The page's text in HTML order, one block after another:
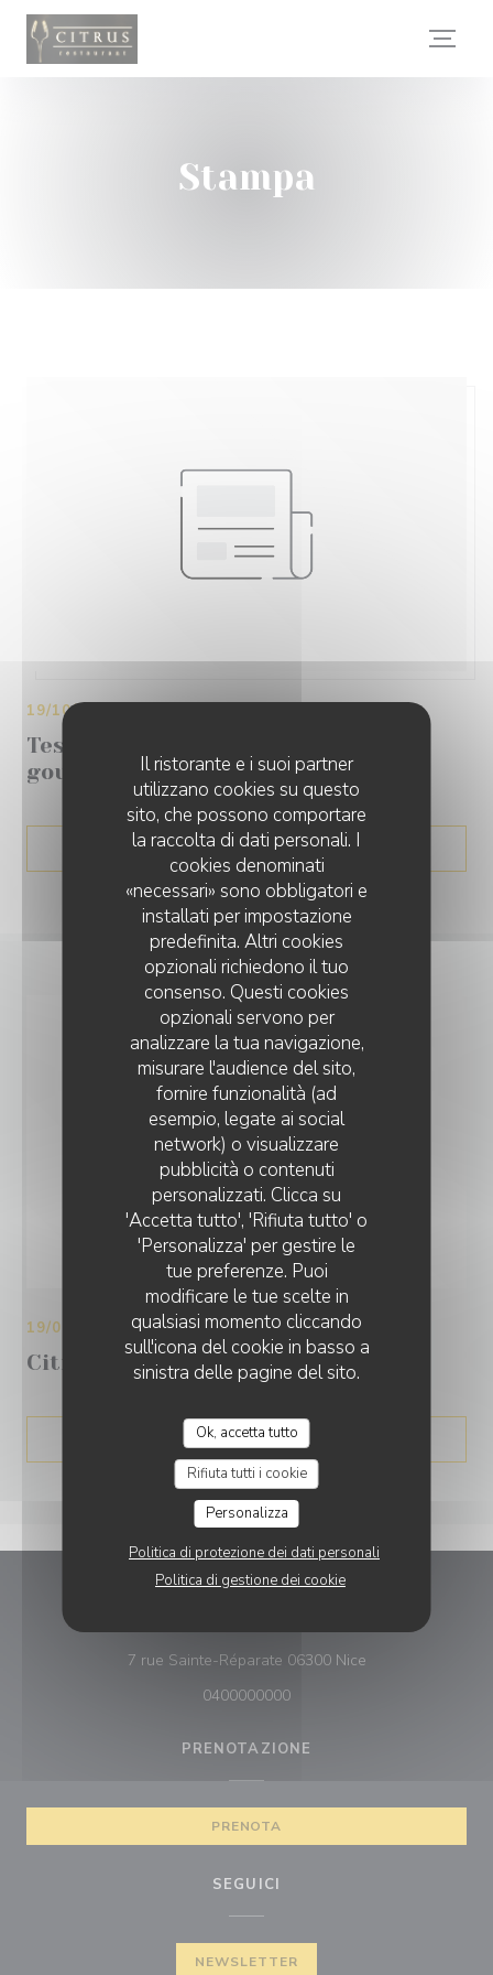
Personalizzazione delle tue scelte sui cookie
Il ristorante e i suoi partner
utilizzano cookies su questo
sito, che possono comportare
la raccolta di dati personali. I
cookies denominati
«necessari» sono obbligatori e
installati per impostazione
predefinita. Altri cookies
opzionali richiedono il tuo
consenso. Questi cookies
opzionali servono per
analizzare la tua navigazione,
misurare l'audience del sito,
fornire funzionalità (ad
esempio, legate ai social
network) o visualizzare
pubblicità o contenuti
personalizzati. Clicca su
'Accetta tutto', 'Rifiuta tutto' o
'Personalizza' per gestire le
tue preferenze. Puoi
modificare le tue scelte in
qualsiasi momento cliccando
sull'icona del cookie in basso a
sinistra delle pagine del sito.
Ok, accetta tutto
Rifiuta tutti i cookie
Personalizza
Politica di protezione dei dati personali
Politica di gestione dei cookie
Stampa
Testez le Citrus, la nouvelle table
gourmande du Vieux-Nice
19/10/2017
LEGGI L'ARTICOLO((APRE UNA NUOVA
Citrus: un zeste d'exotisme
19/09/2017
VEDI L'ARTICOLO
7 rue Sainte-Réparate 06300 Nice((apre una nuova
0400000000
PRENOTAZIONE
PRENOTA
SEGUICI
NEWSLETTER